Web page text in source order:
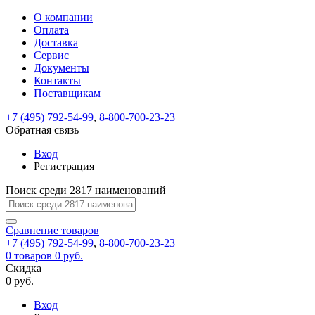
ВходРегистрация
test@example.com
отправлена
по
ней
завершения
регистрации.
Ок
Запомнить
меня
Забыли
Восстановление
пароля
Заполните
форму.
Мы
отправим
ссылку
указанный
электронный
перейдя
по
которой
вы
задать
На
вашу
почту
test@test.ru
ссылка.
Перейдите
по
для
смены
пароля.
Введите
новый
пароль
Сменить
Пароль
успешно
восстановлен
Обратная
связь
Сообщение
пользовательского
сообщение
успешно
отправлено.
О компании
Оплата
Доставка
Сервис
Документы
Контакты
Поставщикам
+7 (495) 792-54-99, 8-800-700-23-23
Обратная связь
Вход
Регистрация
Поиск среди 2817 наименований
Сравнение товаров
+7 (495) 792-54-99, 8-800-700-23-23
0 товаров 0 руб.
Скидка
0 руб.
Вход